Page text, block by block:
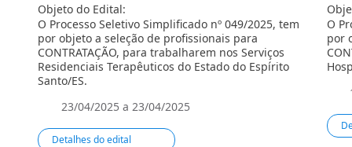
Objeto do Edital:
O Processo Seletivo Simplificado nº 049/2025, tem
por objeto a seleção de profissionais para
CONTRATAÇÃO, para trabalharem nos Serviços
Residenciais Terapêuticos do Estado do Espírito
Santo/ES.
23/04/2025 a 23/04/2025
Detalhes do edital
O
por